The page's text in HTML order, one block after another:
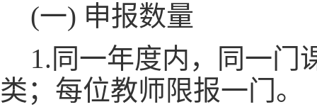
(一) 申报数量
1.同一年度内，同一门
类；每位教师限报一门。